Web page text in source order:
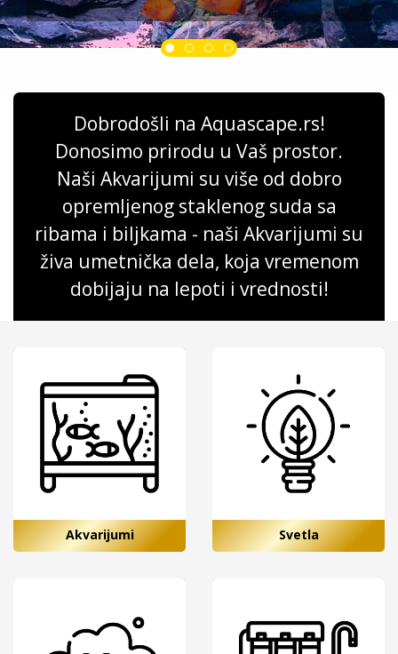
Dobrodošli na Aquascape.rs!
Donosimo prirodu u Vaš prostor.
Naši Akvarijumi su više od dobro
opremljenog staklenog suda sa
ribama i biljkama - naši Akvarijumi su
živa umetnička dela, koja vremenom
dobijaju na lepoti i vrednosti!
Akvarijumi Svetla